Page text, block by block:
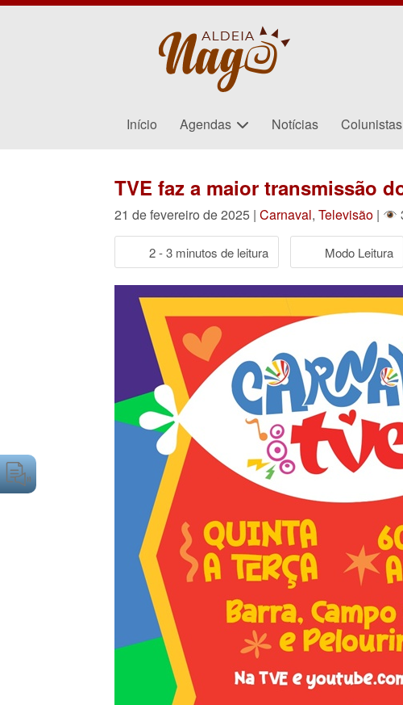
Início Agendas Notícias Colunistas
TVE faz a maior transmissão
21 de fevereiro de 2025 | Carnaval, Televisão |
2 - 3 minutos de leitura Modo Leitura